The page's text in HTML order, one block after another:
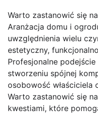
Warto zastanowić się
Aranżacja domu i
uwzględnienia wielu
estetyczny,
Profesjonalne
stworzeniu spójnej
osobowość właściciela
Warto zastanowić się
kwestiami, które